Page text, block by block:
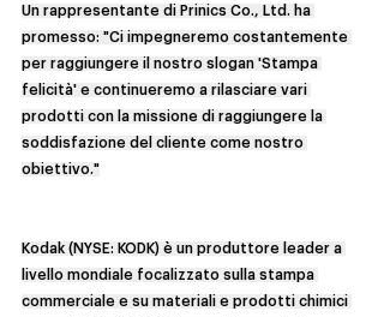
Un rappresentante di Prinics Co., Ltd. ha
promesso: "Ci impegneremo costantemente
per raggiungere il nostro slogan 'Stampa
felicità' e continueremo a rilasciare vari
prodotti con la missione di raggiungere la
soddisfazione del cliente come nostro
obiettivo."
Kodak (NYSE: KODK) è un produttore leader a
livello mondiale focalizzato sulla stampa
commerciale e su materiali e prodotti chimici